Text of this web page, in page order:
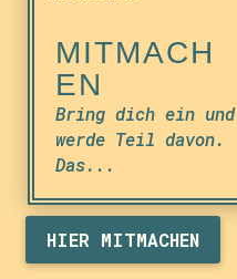
MITMACH
EN
Bring dich ein und
werde Teil davon.
Das...
HIER MITMACHEN